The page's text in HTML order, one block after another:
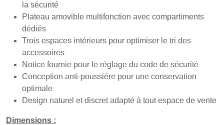
la sécurité
Plateau amovible multifonction avec compartiments
dédiés
Trois espaces intérieurs pour optimiser le tri des
accessoires
Notice fournie pour le réglage du code de sécurité
Conception anti-poussière pour une conservation
optimale
Design naturel et discret adapté à tout espace de vente
Dimensions :